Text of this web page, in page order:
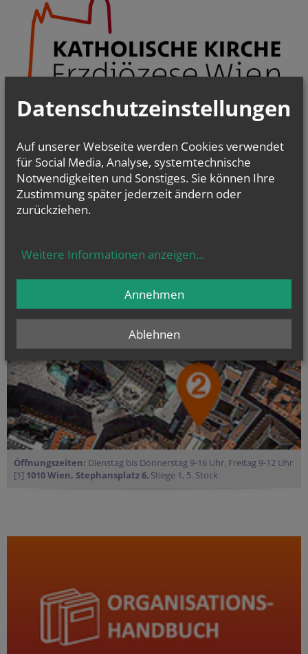
Pfarrgemeinderäte & Pastorale Strukturentwicklung
Christsein.Christwerden
Bibel-Liturgie - Kirchenraum
Kirche im Dialog
PfarrCaritas und Nächstenhilfe
Öffnungszeiten: Dienstag bis Donnerstag 9-16 Uhr, Freitag 9-12 Uhr
[1] 1010 Wien, Stephansplatz 6, Stiege 1, 5. Stock
Datenschutzeinstellungen
Auf unserer Webseite werden Cookies verwendet
für Social Media, Analyse, systemtechnische
Notwendigkeiten und Sonstiges. Sie können Ihre
Zustimmung später jederzeit ändern oder
zurückziehen.
Weitere Informationen anzeigen...
Ablehnen
Annehmen